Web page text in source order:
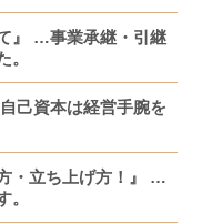
』 …事業承継・引継
。
己資本は経営手腕を
・立ち上げ方！』 …
。